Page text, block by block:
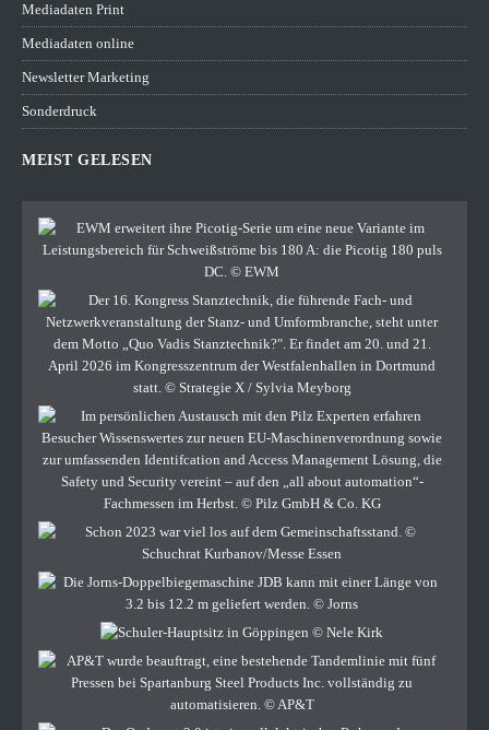
Mediadaten Print
Mediadaten online
Newsletter Marketing
Sonderdruck
MEIST GELESEN